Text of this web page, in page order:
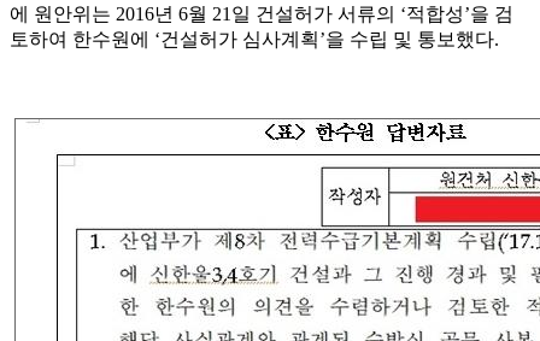
에 원안위는 2016년 6월 21일 건설허가 서류의 ‘적합성’을 검
토하여 한수원에 ‘건설허가 심사계획’을 수립 및 통보했다.